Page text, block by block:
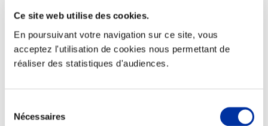
Ce site web utilise des cookies.
En poursuivant votre navigation sur ce site, vous
acceptez l'utilisation de cookies nous permettant de
réaliser des statistiques d'audiences.
Nécessaires
Elevage